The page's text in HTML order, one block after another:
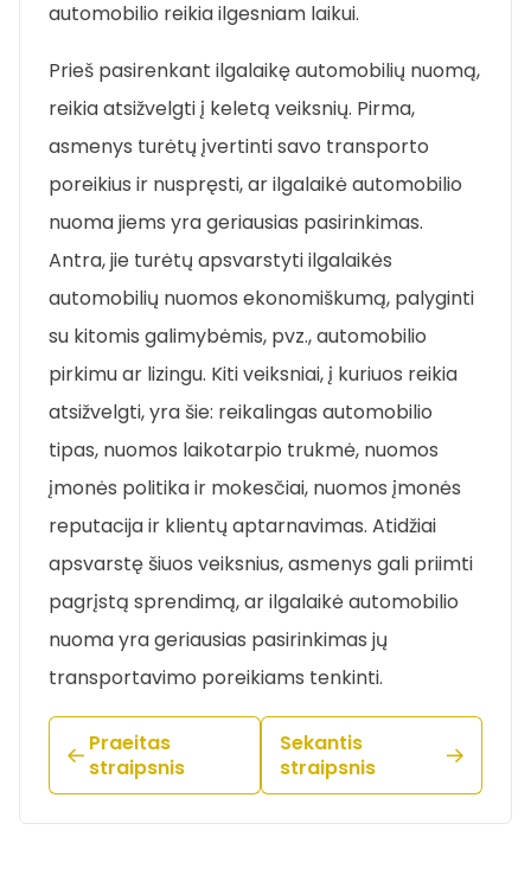
automobilio reikia ilgesniam laikui.
Prieš pasirenkant ilgalaikę automobilių nuomą,
reikia atsižvelgti į keletą veiksnių. Pirma,
asmenys turėtų įvertinti savo transporto
poreikius ir nuspręsti, ar ilgalaikė automobilio
nuoma jiems yra geriausias pasirinkimas.
Antra, jie turėtų apsvarstyti ilgalaikės
automobilių nuomos ekonomiškumą, palyginti
su kitomis galimybėmis, pvz., automobilio
pirkimu ar lizingu. Kiti veiksniai, į kuriuos reikia
atsižvelgti, yra šie: reikalingas automobilio
tipas, nuomos laikotarpio trukmė, nuomos
įmonės politika ir mokesčiai, nuomos įmonės
reputacija ir klientų aptarnavimas. Atidžiai
apsvarstę šiuos veiksnius, asmenys gali priimti
pagrįstą sprendimą, ar ilgalaikė automobilio
nuoma yra geriausias pasirinkimas jų
transportavimo poreikiams tenkinti.
Praeitas
straipsnis
Sekantis
straipsnis